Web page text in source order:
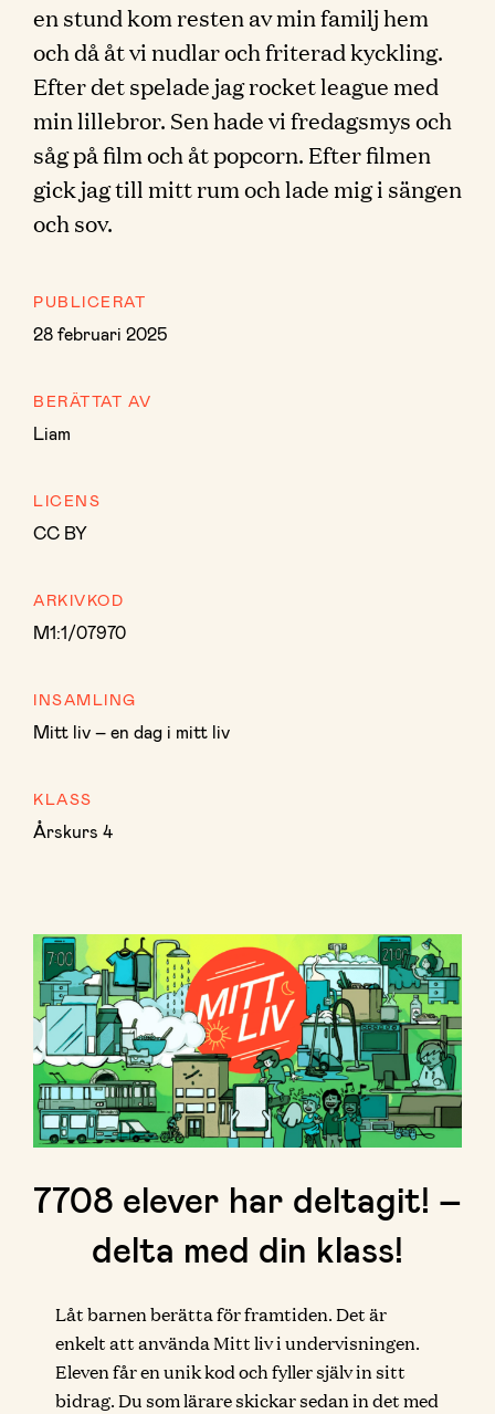
en stund kom resten av min familj hem
och då åt vi nudlar och friterad kyckling.
Efter det spelade jag rocket league med
min lillebror. Sen hade vi fredagsmys och
såg på film och åt popcorn. Efter filmen
gick jag till mitt rum och lade mig i sängen
och sov.
PUBLICERAT
28 februari 2025
BERÄTTAT AV
Liam
LICENS
CC BY
ARKIVKOD
M1:1/07970
INSAMLING
Mitt liv – en dag i mitt liv
KLASS
Årskurs 4
7708 elever har deltagit! –
delta med din klass!
Låt barnen berätta för framtiden. Det är
enkelt att använda Mitt liv i undervisningen.
Eleven får en unik kod och fyller själv in sitt
bidrag. Du som lärare skickar sedan in det med